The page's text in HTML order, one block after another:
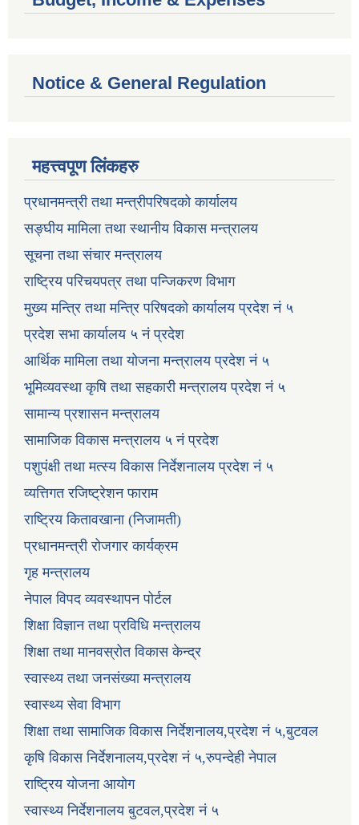
Notice & General Regulation
महत्त्वपूण लिंकहरु
प्रधानमन्त्री तथा मन्त्रीपरिषदको कार्यालय
सङ्घीय मामिला तथा स्थानीय विकास मन्त्रालय
सूचना तथा संचार मन्त्रालय
राष्ट्रिय परिचयपत्र तथा पन्जिकरण विभाग
मुख्य मन्त्रि तथा मन्त्रि परिषदको कार्यालय प्रदेश नं ५
प्रदेश सभा कार्यालय ५ नं प्रदेश
आर्थिक मामिला तथा योजना मन्त्रालय प्रदेश नं ५
भूमिव्यवस्था कृषि तथा सहकारी मन्त्रालय प्रदेश नं ५
सामान्य प्रशासन मन्त्रालय
सामाजिक विकास मन्त्रालय ५ नं प्रदेश
पशुपंक्षी तथा मत्स्य विकास निर्देशनालय प्रदेश नं ५
व्यत्तिगत रजिष्ट्रेशन फाराम
राष्ट्रिय कितावखाना (निजामती)
प्रधानमन्त्री रोजगार कार्यक्रम
गृह मन्त्रालय
नेपाल विपद व्यवस्थापन पोर्टल
शिक्षा विज्ञान तथा प्रविधि मन्त्रालय
शिक्षा तथा मानवस्रोत विकास केन्द्र
स्वास्थ्य तथा जनसंख्या मन्त्रालय
स्वास्थ्य सेवा विभाग
शिक्षा तथा सामाजिक विकास निर्देशनालय,प्रदेश नं ५,बुटवल
कृषि विकास निर्देशनालय,प्रदेश नं ५,रुपन्देही नेपाल
राष्ट्रिय योजना आयोग
स्वास्थ्य निर्देशनालय बुटवल,प्रदेश नं ५